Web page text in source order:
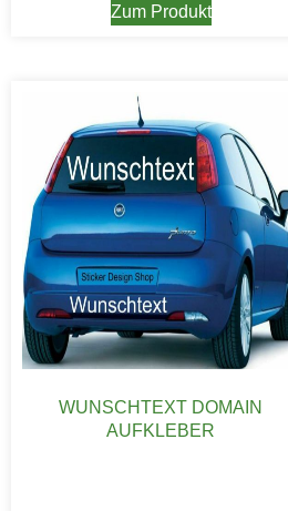
Zum Produkt
WUNSCHTEXT DOMAIN
AUFKLEBER